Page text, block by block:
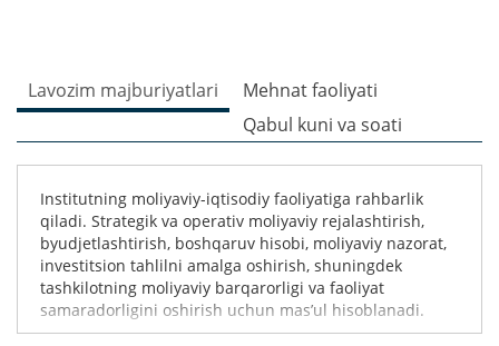
Lavozim majburiyatlari
Mehnat faoliyati
Qabul kuni va soati
Institutning moliyaviy-iqtisodiy faoliyatiga rahbarlik
qiladi. Strategik va operativ moliyaviy rejalashtirish,
byudjetlashtirish, boshqaruv hisobi, moliyaviy nazorat,
investitsion tahlilni amalga oshirish, shuningdek
tashkilotning moliyaviy barqarorligi va faoliyat
samaradorligini oshirish uchun mas’ul hisoblanadi.